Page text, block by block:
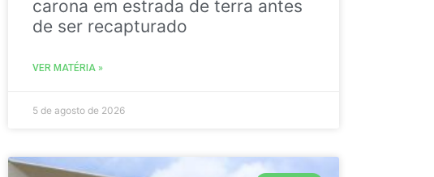
carona em estrada de terra antes
de ser recapturado
VER MATÉRIA »
5 de agosto de 2026